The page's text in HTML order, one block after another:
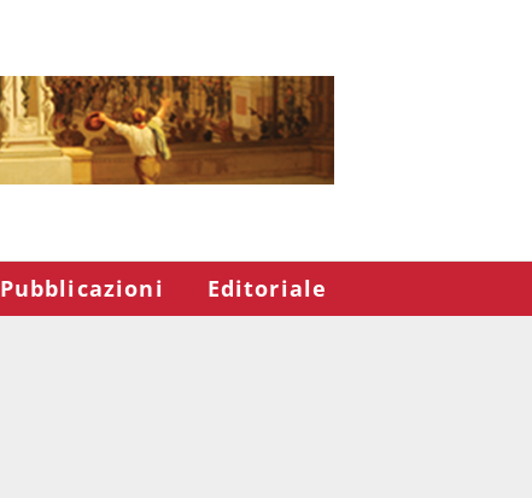
Pubblicazioni Editoriale